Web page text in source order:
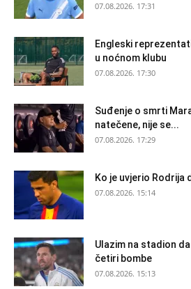
07.08.2026. 17:31
Engleski
u noćnom klubu
07.08.2026. 17:30
Suđenje o smrti
natečene, nije se...
07.08.2026. 17:29
Ko je uvjerio Rodrija
07.08.2026. 15:14
Ulazim na stadion
četiri bombe
07.08.2026. 15:13